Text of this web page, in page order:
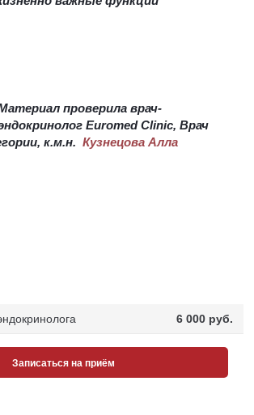
проверила врач-
Euromed Clinic, Врач
к.м.н. Кузнецова Алла
6 000 pуб.
Записаться на приём